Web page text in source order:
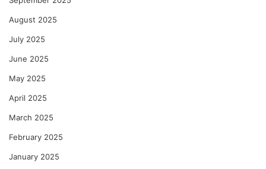
August 2025
July 2025
June 2025
May 2025
April 2025
March 2025
February 2025
January 2025